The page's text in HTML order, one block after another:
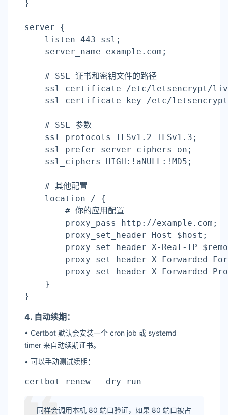
}
server {
listen 443 ssl;
server_name example.com;
# SSL 证书和密钥文件的路径
ssl_certificate /etc/letsencrypt/live/
ssl_certificate_key /etc/letsencrypt/
# SSL 参数
ssl_protocols TLSv1.2 TLSv1.3;
ssl_prefer_server_ciphers on;
ssl_ciphers HIGH:!aNULL:!MD5;
# 其他配置
location / {
# 你的应用配置
proxy_pass http://example.com;  #
proxy_set_header Host $host;
proxy_set_header X-Real-IP
proxy_set_header X-Forwarded-For
proxy_set_header X-Forwarded-
}
}
4. 自动续期：
• Certbot 默认会安装一个 cron job 或 systemd
timer 来自动续期证书。
• 可以手动测试续期：
certbot renew --dry-run
同样会调用本机 80 端口验证，如果 80 端口被占